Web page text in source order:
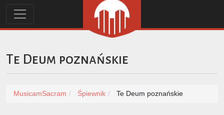
Te Deum poznańskie
MusicamSacram Śpiewnik Te Deum poznańskie